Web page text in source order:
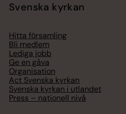
Svenska kyrkan
Hitta församling
Bli medlem
Lediga jobb
Ge en gåva
Organisation
Act Svenska kyrkan
Svenska kyrkan i utlandet
Press – nationell nivå